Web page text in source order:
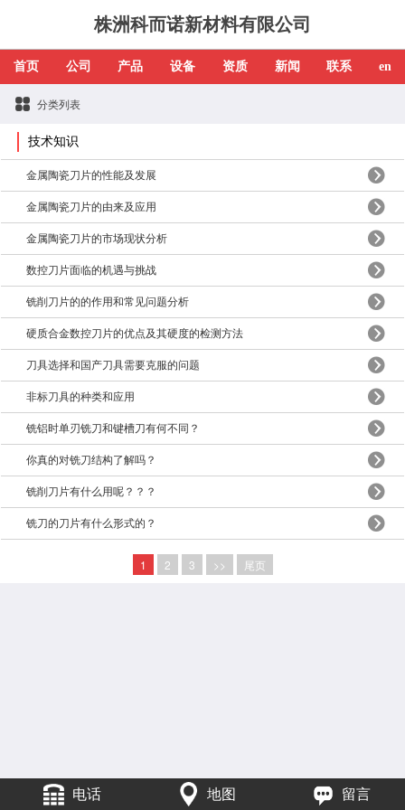
株洲科而诺新材料有限公司
首页 公司 产品 设备 资质 新闻 联系 en
分类列表
技术知识
金属陶瓷刀片的性能及发展
金属陶瓷刀片的由来及应用
金属陶瓷刀片的市场现状分析
数控刀片面临的机遇与挑战
铣削刀片的的作用和常见问题分析
硬质合金数控刀片的优点及其硬度的检测方法
刀具选择和国产刀具需要克服的问题
非标刀具的种类和应用
铣铝时单刃铣刀和键槽刀有何不同？
你真的对铣刀结构了解吗？
铣削刀片有什么用呢？？？
铣刀的刀片有什么形式的？
1 2 3 >> 尾页
电话 地图 留言